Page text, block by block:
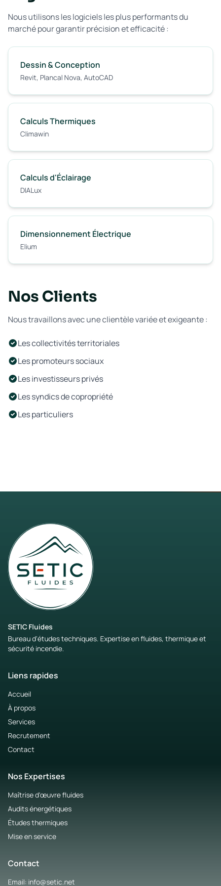
Nous utilisons les logiciels les plus performants du
marché pour garantir précision et efficacité :
Dessin & Conception
Revit, Plancal Nova, AutoCAD
Calculs Thermiques
Climawin
Calculs d'Éclairage
DIALux
Dimensionnement Électrique
Elium
Nos Clients
Nous travaillons avec une clientèle variée et exigeante :
Les collectivités territoriales
Les promoteurs sociaux
Les investisseurs privés
Les syndics de copropriété
Les particuliers
SETIC Fluides
Bureau d'études techniques. Expertise en fluides, thermique et
sécurité incendie.
Liens rapides
Accueil
À propos
Services
Recrutement
Contact
Nos Expertises
Maîtrise d'œuvre fluides
Audits énergétiques
Études thermiques
Mise en service
Contact
Email: info@setic.net